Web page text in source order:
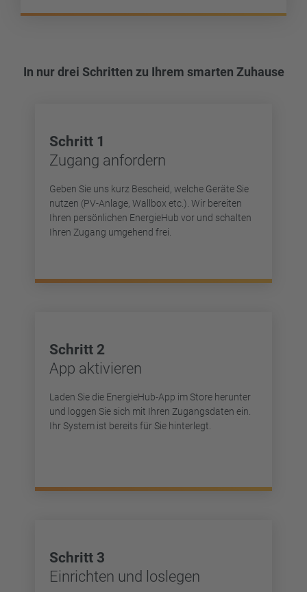
In nur drei Schritten zu Ihrem smarten Zuhause
Schritt 1
Zugang anfordern
Geben Sie uns kurz Bescheid, welche Geräte Sie
nutzen (PV-Anlage, Wallbox etc.). Wir bereiten
Ihren persönlichen EnergieHub vor und schalten
Ihren Zugang umgehend frei.
Schritt 2
App aktivieren
Laden Sie die EnergieHub-App im Store herunter
und loggen Sie sich mit Ihren Zugangsdaten ein.
Ihr System ist bereits für Sie hinterlegt.
Schritt 3
Einrichten und loslegen